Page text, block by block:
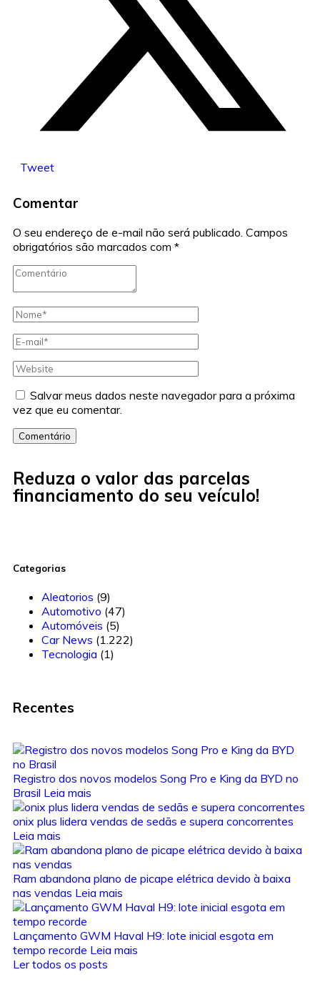
Tweet
Comentar
O seu endereço de e-mail não será publicado. Campos
obrigatórios são marcados com *
Salvar meus dados neste navegador para a próxima
vez que eu comentar.
Comentário
Reduza o valor das parcelas
financiamento do seu veículo!
Categorias
Aleatorios (9)
Automotivo (47)
Automóveis (5)
Car News (1.222)
Tecnologia (1)
Recentes
Registro dos novos modelos Song Pro e King da BYD no
Brasil Leia mais
onix plus lidera vendas de sedãs e supera concorrentes
Leia mais
Ram abandona plano de picape elétrica devido à baixa
nas vendas Leia mais
Lançamento GWM Haval H9: lote inicial esgota em
tempo recorde Leia mais
Ler todos os posts